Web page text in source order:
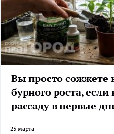
Вы просто сожжете
бурного роста,
рассаду в первые
25 марта